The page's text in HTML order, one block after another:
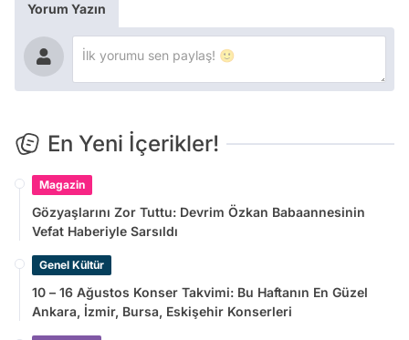
Yorum Yazın
En Yeni İçerikler!
Magazin
Gözyaşlarını Zor Tuttu: Devrim Özkan Babaannesinin
Vefat Haberiyle Sarsıldı
Genel Kültür
10 – 16 Ağustos Konser Takvimi: Bu Haftanın En Güzel
Ankara, İzmir, Bursa, Eskişehir Konserleri